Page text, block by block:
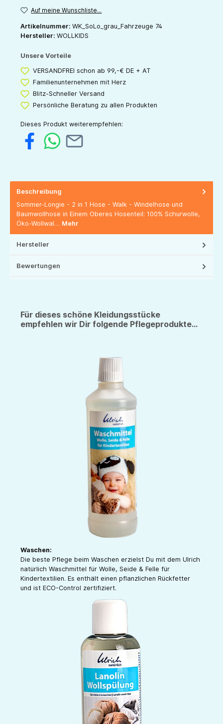
Auf meine Wunschliste...
Artikelnummer: WK_SoLo_grau_Fahrzeuge 74
Hersteller: WOLLKIDS
Unsere Vorteile
VERSANDFREI schon ab 99,-€ DE + AT
Familienunternehmen mit Herz
Blitz-Schneller Versand
Persönliche Beratung zu allen Produkten
Dieses Produkt weiterempfehlen:
Beschreibung
Sommer-Longie - 2 in 1 Hose - Walk - Windelhose und
Baumwollhose in Einem Oberes Hosenteil: 100% Schurwolle,
Öko-Wollwal… Mehr
Hersteller
Bewertungen
Für dieses schöne Kleidungsstücke
empfehlen wir Dir folgende Pflegeprodukte...
Waschen:
Die beste Pflege beim Waschen erzielst Du mit dem Ulrich
natürlich Waschmittel für Wolle, Seide & Felle für
Kindertextilien. Es enthält einen pflanzlichen Rückfetter
und ist ECO-Control zertifiziert.